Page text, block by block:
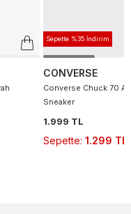
Sepette %35 İndirim
CONVERSE
Converse Chuck 70
Sneaker
1.999 TL
Sepette: 1.299 TL